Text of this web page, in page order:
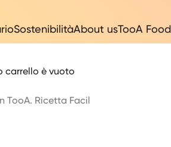
SostenibilitàAbout usTooA
carrello è vuoto
TooA. Ricetta Facil